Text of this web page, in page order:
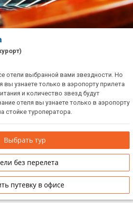
отели выбранной вами звездности. Но
вы узнаете только в аэропорту прилета
и количество звезд будут
отеля вы узнаете только в аэропорту
стойке туроператора.
Выбрать тур
без перелета
путевку в офисе